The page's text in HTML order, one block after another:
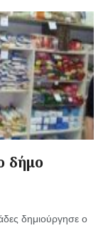
δήμο
δημιούργησε ο